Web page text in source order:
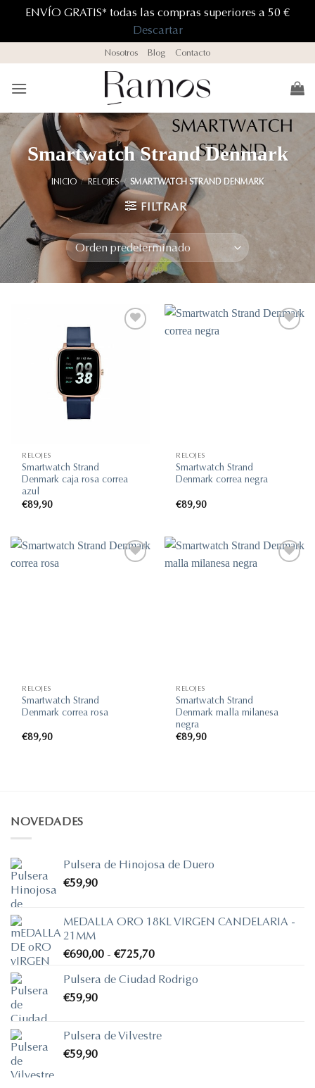
ENVÍO GRATIS* todas las compras superiores a 50 €
Descartar
al
contenido
Nosotros Blog Contacto
Smartwatch Strand Denmark
INICIO / RELOJES / SMARTWATCH STRAND DENMARK
FILTRAR
RELOJES
Smartwatch Strand
Denmark caja rosa correa
azul
€89,90
RELOJES
Smartwatch Strand
Denmark correa negra
€89,90
RELOJES
Smartwatch Strand
Denmark correa rosa
€89,90
RELOJES
Smartwatch Strand
Denmark malla milanesa
negra
€89,90
NOVEDADES
Pulsera de Hinojosa de Duero
€59,90
MEDALLA ORO 18KL VIRGEN CANDELARIA -
21MM
€690,00 - €725,70Rango
precios:
€725,70
Pulsera de Ciudad Rodrigo
€59,90
Pulsera de Vilvestre
€59,90